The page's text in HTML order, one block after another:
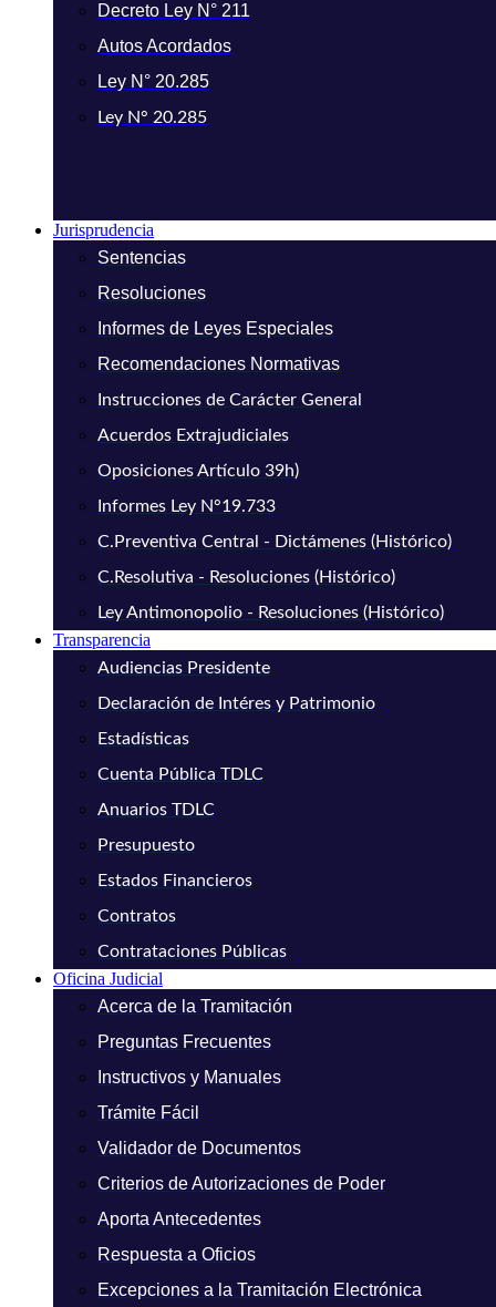
Decreto Ley N° 211
Autos Acordados
Ley N° 20.285
Ley N° 20.285
Jurisprudencia
Sentencias
Resoluciones
Informes de Leyes Especiales
Recomendaciones Normativas
Instrucciones de Carácter General
Acuerdos Extrajudiciales
Oposiciones Artículo 39h)
Informes Ley N°19.733
C.Preventiva Central - Dictámenes (Histórico)
C.Resolutiva - Resoluciones (Histórico)
Ley Antimonopolio - Resoluciones (Histórico)
Transparencia
Audiencias Presidente
Declaración de Intéres y Patrimonio
Estadísticas
Cuenta Pública TDLC
Anuarios TDLC
Presupuesto
Estados Financieros
Contratos
Contrataciones Públicas
Oficina Judicial
Acerca de la Tramitación
Preguntas Frecuentes
Instructivos y Manuales
Trámite Fácil
Validador de Documentos
Criterios de Autorizaciones de Poder
Aporta Antecedentes
Respuesta a Oficios
Excepciones a la Tramitación Electrónica